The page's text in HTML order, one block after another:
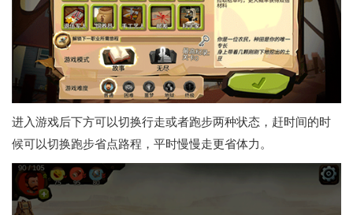
进入游戏后下方可以切换行走或者跑步两种状态，赶时间的时
候可以切换跑步省点路程，平时慢慢走更省体力。